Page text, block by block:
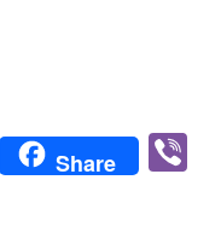
PrintShare